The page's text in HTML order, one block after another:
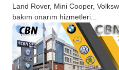
Land Rover, Mini Cooper,
bakım onarım hizmetleri...